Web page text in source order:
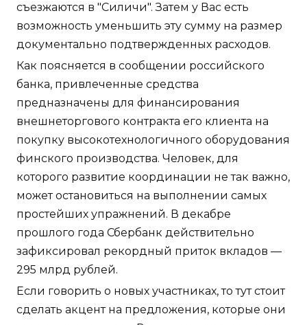
съезжаются в "Силичи". Затем у Вас есть
возможность уменьшить эту сумму на размер
документально подтвержденных расходов.
Как поясняется в сообщении российского
банка, привлеченные средства
предназначены для финансирования
внешнеторгового контракта его клиента на
покупку высокотехнологичного оборудования
финского производства. Человек, для
которого развитие координации не так важно,
может остановиться на выполнении самых
простейших упражнений. В декабре
прошлого года Сбербанк действительно
зафиксировал рекордный приток вкладов —
295 млрд рублей.
Если говорить о новых участниках, то тут стоит
сделать акцент на предложения, которые они